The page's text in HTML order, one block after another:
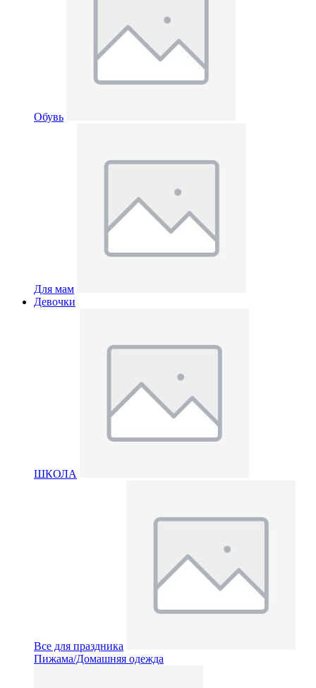
Обувь
Для мам
Девочки
ШКОЛА
Все для праздника
Пижама/Домашняя одежда